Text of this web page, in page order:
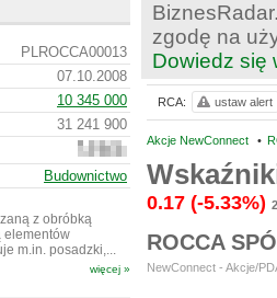
zgodę na
Dowiedz się
Akcje NewConnect •
0.17 (-5.33%)
ROCCA
NewConnect - Akcje/
RCA: ustaw alert
PLROCCA00013
07.10.2008
10 345 000
31 241 900
30
373
900
Budownictwo
z obróbką
elementów
m.in. posadzki,...
więcej »